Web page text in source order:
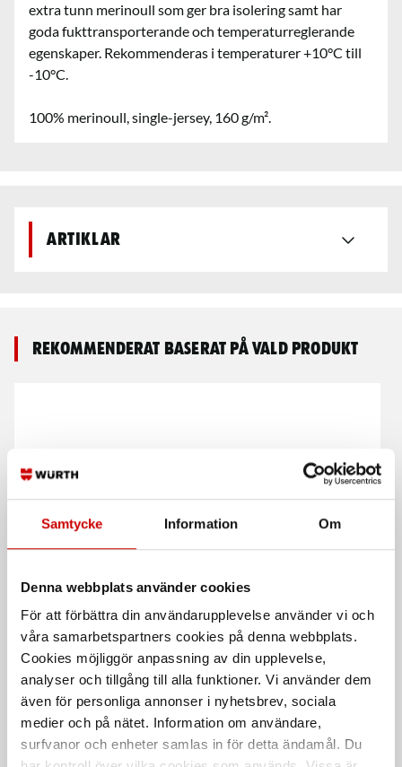
Samtycke Information Om
Denna webbplats använder cookies
För att förbättra din användarupplevelse använder vi och
våra samarbetspartners cookies på denna webbplats.
Cookies möjliggör anpassning av din upplevelse,
analyser och tillgång till alla funktioner. Vi använder dem
även för personliga annonser i nyhetsbrev, sociala
medier och på nätet. Information om användare,
surfvanor och enheter samlas in för detta ändamål. Du
extra tunn merinoull som ger bra isolering samt har
goda fukttransporterande och temperaturreglerande
egenskaper. Rekommenderas i temperaturer +10°C till
-10°C.
100% merinoull, single-jersey, 160 g/m².
Artiklar
Rekommenderat baserat på vald produkt
Underställ set LIGHT
6810 100% polyester
Underställ tröja WARM